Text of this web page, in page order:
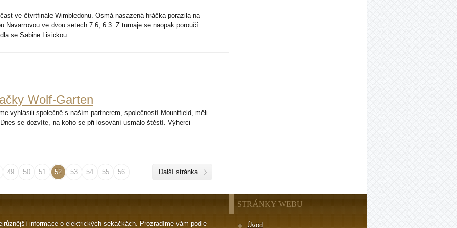
ve čtvrtfinále Wimbledonu. Osmá nasazená hráčka porazila na
Navarrovou ve dvou setech 7:6, 6:3. Z turnaje se naopak poroučí
se Sabine Lisickou.…
Wolf-Garten
vyhlásili společně s naším partnerem, společností Mountfield, měli
se dozvíte, na koho se při losování usmálo štěstí. Výherci
49 50 51 52 53 54 55 56 Další stránka
informace o elektrických sekačkách. Prozradíme vám podle
STRÁNKY WEBU
Úvod